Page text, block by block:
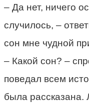
– Да нет, ничего
случилось, –
сон мне чудной
– Какой сон? –
поведал всем
была рассказана.